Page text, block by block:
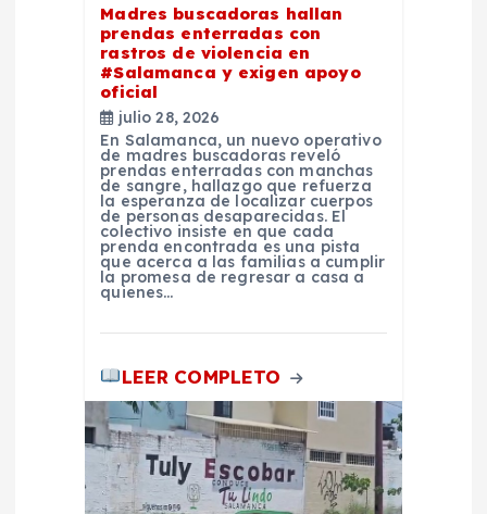
Madres buscadoras hallan
prendas enterradas con
rastros de violencia en
#Salamanca y exigen apoyo
oficial
julio 28, 2026
En Salamanca, un nuevo operativo
de madres buscadoras reveló
prendas enterradas con manchas
de sangre, hallazgo que refuerza
la esperanza de localizar cuerpos
de personas desaparecidas. El
colectivo insiste en que cada
prenda encontrada es una pista
que acerca a las familias a cumplir
la promesa de regresar a casa a
quienes…
LEER COMPLETO